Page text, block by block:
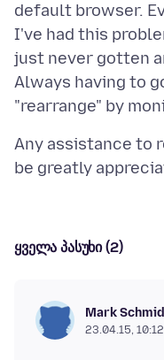
default browser.
I've had this
just never gotten
Always having to
Any assistance to
ყველა პასუხი (2)
Mark
23.04.15, 10:12